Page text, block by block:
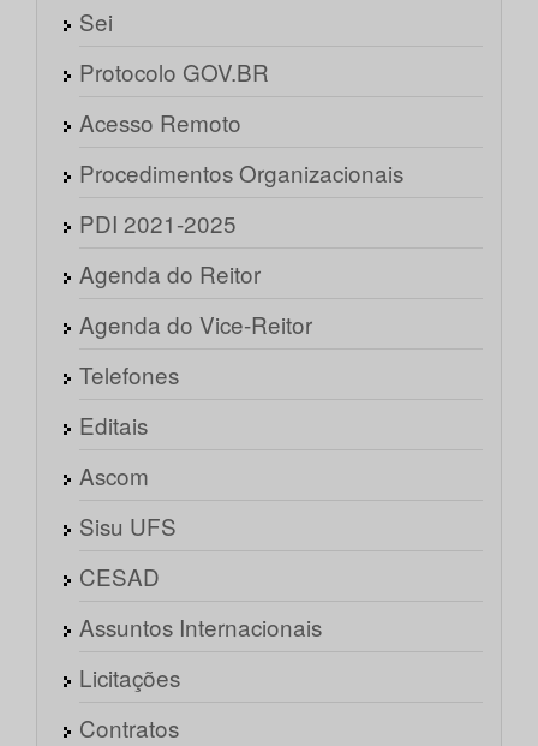
Sei
Protocolo GOV.BR
Acesso Remoto
Procedimentos Organizacionais
PDI 2021-2025
Agenda do Reitor
Agenda do Vice-Reitor
Telefones
Editais
Ascom
Sisu UFS
CESAD
Assuntos Internacionais
Licitações
Contratos